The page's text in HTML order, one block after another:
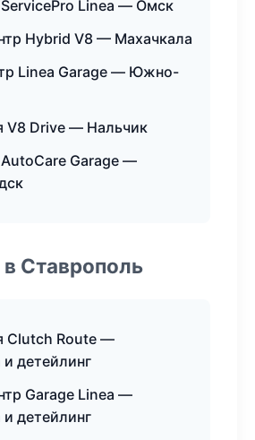
Linea — Омск
Hybrid V8 — Махачкала
Linea Garage — Южно-
V8 Drive — Нальчик
Garage —
Ставрополь
Clutch Route —
детейлинг
Garage Linea —
детейлинг